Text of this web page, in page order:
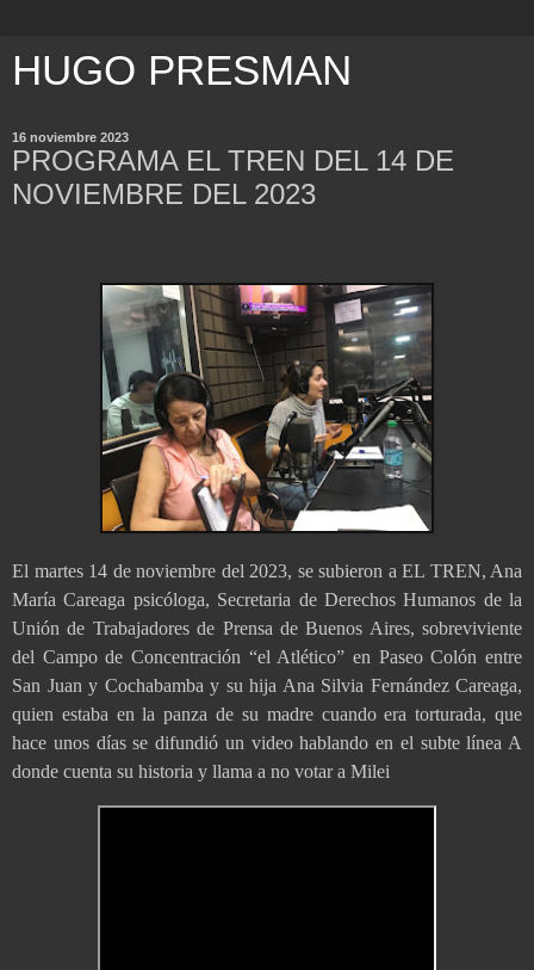
HUGO PRESMAN
16 noviembre 2023
PROGRAMA EL TREN DEL 14 DE
NOVIEMBRE DEL 2023
El martes 14 de noviembre del 2023, se subieron a EL TREN, Ana
María Careaga psicóloga, Secretaria de Derechos Humanos de la
Unión de Trabajadores de Prensa de Buenos Aires, sobreviviente
del Campo de Concentración “el Atlético” en Paseo Colón entre
San Juan y Cochabamba y su hija Ana Silvia Fernández Careaga,
quien estaba en la panza de su madre cuando era torturada, que
hace unos días se difundió un video hablando en el subte línea A
donde cuenta su historia y llama a no votar a Milei